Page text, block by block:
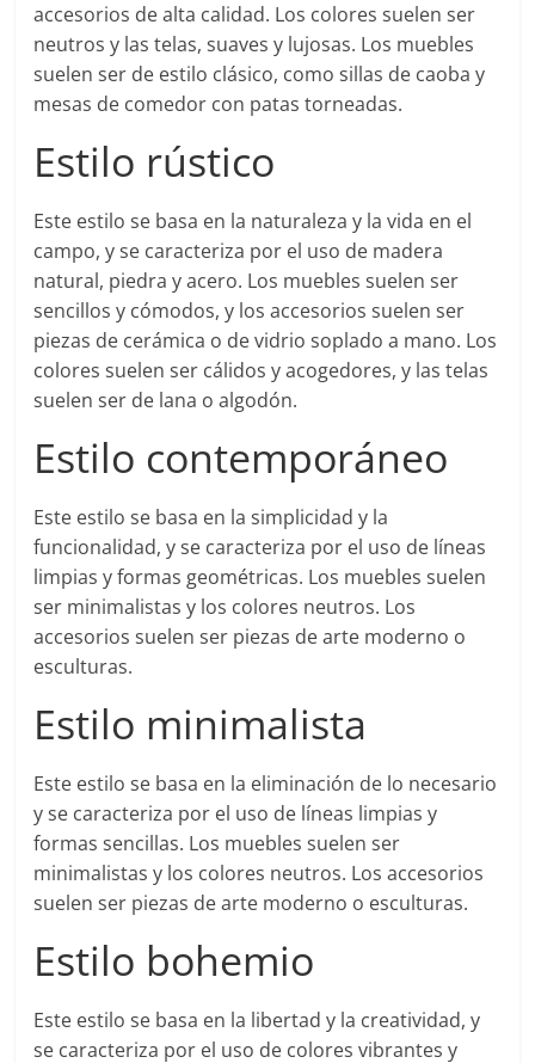
accesorios de alta calidad. Los colores suelen ser
neutros y las telas, suaves y lujosas. Los muebles
suelen ser de estilo clásico, como sillas de caoba y
mesas de comedor con patas torneadas.
Estilo rústico
Este estilo se basa en la naturaleza y la vida en el
campo, y se caracteriza por el uso de madera
natural, piedra y acero. Los muebles suelen ser
sencillos y cómodos, y los accesorios suelen ser
piezas de cerámica o de vidrio soplado a mano. Los
colores suelen ser cálidos y acogedores, y las telas
suelen ser de lana o algodón.
Estilo contemporáneo
Este estilo se basa en la simplicidad y la
funcionalidad, y se caracteriza por el uso de líneas
limpias y formas geométricas. Los muebles suelen
ser minimalistas y los colores neutros. Los
accesorios suelen ser piezas de arte moderno o
esculturas.
Estilo minimalista
Este estilo se basa en la eliminación de lo necesario
y se caracteriza por el uso de líneas limpias y
formas sencillas. Los muebles suelen ser
minimalistas y los colores neutros. Los accesorios
suelen ser piezas de arte moderno o esculturas.
Estilo bohemio
Este estilo se basa en la libertad y la creatividad, y
se caracteriza por el uso de colores vibrantes y